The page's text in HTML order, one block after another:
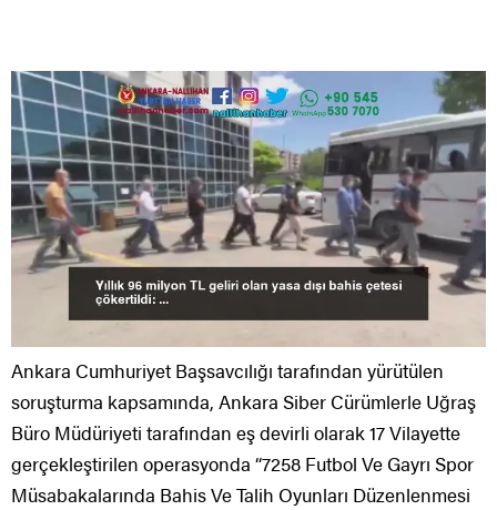
Ankara Cumhuriyet Başsavcılığı tarafından yürütülen
soruşturma kapsamında, Ankara Siber Cürümlerle Uğraş
Büro Müdüriyeti tarafından eş devirli olarak 17 Vilayette
gerçekleştirilen operasyonda “7258 Futbol Ve Gayrı Spor
Müsabakalarında Bahis Ve Talih Oyunları Düzenlenmesi